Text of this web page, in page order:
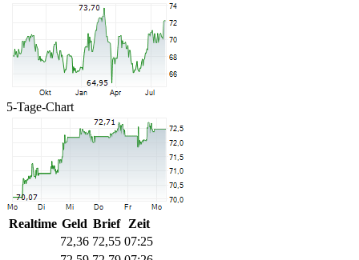
5-Tage-Chart
Realtime Geld Brief
Zeit
72,36 72,55 07:25